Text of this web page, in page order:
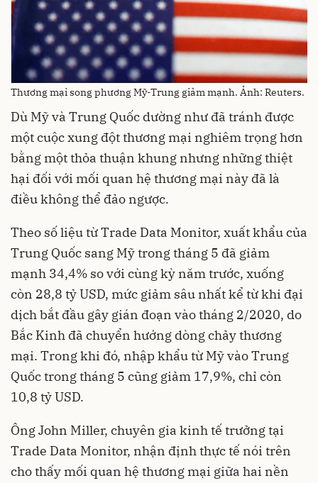
Thương mại song phương Mỹ-Trung giảm mạnh. Ảnh: Reuters.
Dù Mỹ và Trung Quốc dường như đã tránh được
một cuộc xung đột thương mại nghiêm trọng hơn
bằng một thỏa thuận khung nhưng những thiệt
hại đối với mối quan hệ thương mại này đã là
điều không thể đảo ngược.
Theo số liệu từ Trade Data Monitor, xuất khẩu của
Trung Quốc sang Mỹ trong tháng 5 đã giảm
mạnh 34,4% so với cùng kỳ năm trước, xuống
còn 28,8 tỷ USD, mức giảm sâu nhất kể từ khi đại
dịch bắt đầu gây gián đoạn vào tháng 2/2020, do
Bắc Kinh đã chuyển hướng dòng chảy thương
mại. Trong khi đó, nhập khẩu từ Mỹ vào Trung
Quốc trong tháng 5 cũng giảm 17,9%, chỉ còn
10,8 tỷ USD.
Ông John Miller, chuyên gia kinh tế trưởng tại
Trade Data Monitor, nhận định thực tế nói trên
cho thấy mối quan hệ thương mại giữa hai nền